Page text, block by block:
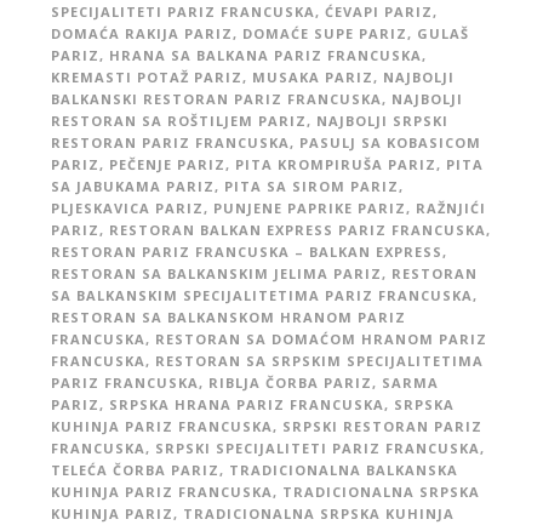
SPECIJALITETI PARIZ FRANCUSKA, ĆEVAPI PARIZ,
DOMAĆA RAKIJA PARIZ, DOMAĆE SUPE PARIZ, GULAŠ
PARIZ, HRANA SA BALKANA PARIZ FRANCUSKA,
KREMASTI POTAŽ PARIZ, MUSAKA PARIZ, NAJBOLJI
BALKANSKI RESTORAN PARIZ FRANCUSKA, NAJBOLJI
RESTORAN SA ROŠTILJEM PARIZ, NAJBOLJI SRPSKI
RESTORAN PARIZ FRANCUSKA, PASULJ SA KOBASICOM
PARIZ, PEČENJE PARIZ, PITA KROMPIRUŠA PARIZ, PITA
SA JABUKAMA PARIZ, PITA SA SIROM PARIZ,
PLJESKAVICA PARIZ, PUNJENE PAPRIKE PARIZ, RAŽNJIĆI
PARIZ, RESTORAN BALKAN EXPRESS PARIZ FRANCUSKA,
RESTORAN PARIZ FRANCUSKA – BALKAN EXPRESS,
RESTORAN SA BALKANSKIM JELIMA PARIZ, RESTORAN
SA BALKANSKIM SPECIJALITETIMA PARIZ FRANCUSKA,
RESTORAN SA BALKANSKOM HRANOM PARIZ
FRANCUSKA, RESTORAN SA DOMAĆOM HRANOM PARIZ
FRANCUSKA, RESTORAN SA SRPSKIM SPECIJALITETIMA
PARIZ FRANCUSKA, RIBLJA ČORBA PARIZ, SARMA
PARIZ, SRPSKA HRANA PARIZ FRANCUSKA, SRPSKA
KUHINJA PARIZ FRANCUSKA, SRPSKI RESTORAN PARIZ
FRANCUSKA, SRPSKI SPECIJALITETI PARIZ FRANCUSKA,
TELEĆA ČORBA PARIZ, TRADICIONALNA BALKANSKA
KUHINJA PARIZ FRANCUSKA, TRADICIONALNA SRPSKA
KUHINJA PARIZ, TRADICIONALNA SRPSKA KUHINJA